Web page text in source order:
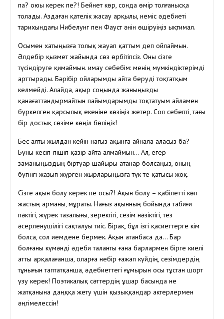
па? Қоюы керек пе?! Бейнет көр, сонда өмір толғанысқа
толады. Аздаған қателік жасау арқылы, неміс әдебиеті
тарихындағы Нибелунг пен Фауст әнін өшіруіңіз ықтимал.
Осымен хатыңызға толық жауап қаттым деп ойлаймын.
Әлдебір қызмет жайында сөз өрбітіпсіз. Оны сізге
түсіндіруге қимаймын. Қимау себебім: менің мүмкіндіктерімді
арттырады. Бәрібір ойларымды айта беруді тоқтатқым
келмейді. Алайда, ақыр соңында жаныңызды
қанағаттандырмайтын пайымдарымды тоқтатуым айламен
бүркелген қарсылық екеніне көзіңіз жетер. Сол себепті, тағы
бір достық сөзіме көңіл бөліңіз!
Бес алты жылдан кейін нағыз ақынға айнала аласыз ба?
Бұны кесіп-пішіп қазір айта алмаймын… Ал, егер
заманыңыздың біртуар шайыры атанар болсаңыз, оның
бүгінгі жазып жүрген жырларыңызға түк те қатысы жоқ.
Сізге ақын болу керек пе осы?! Ақын болу – қабілетті көп
жастың арманы, мұраты. Нағыз ақынның бойында табиғи
пәктігі, жүрек тазалығы, зеректігі, сезім нәзіктігі, тез
әсерленушілігі сақталуы тиіс. Бірақ, бұл ізгі қасиеттерге кім
болса, сол иемдене бермек. Ақын атанбаса да… Бар
болғаны күмәнді әдеби таланты ғана барлармен бірге киелі
атты арқалағанша, оларға небір ғажап күйдің, сезімдердің
тұнығын таптатқанша, әдебиеттегі ғұмырын осы тұстан шорт
үзу керек! Поэтикалық сәттердің ұшар басында не
жатқанына даңққа жету үшін қызыққандар актерлермен
әңгімелессін!